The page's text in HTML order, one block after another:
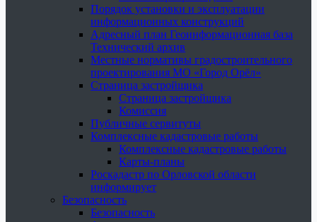
Порядок установки и эксплуатации
информационных конструкций
Адресный план Геоинформационная база
Технический архив
Местные нормативы градостроительного
проектирования МО «Город Орёл»
Страница застройщика
Страница застройщика
Комиссия
Публичные сервитуты
Комплексные кадастровые работы
Комплексные кадастровые работы
Карты-планы
Роскадастр по Орловской области
информирует
Безопасность
Безопасность